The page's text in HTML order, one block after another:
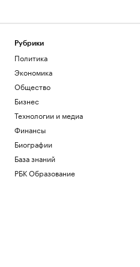
Рубрики
Политика
Экономика
Общество
Бизнес
Технологии и медиа
Финансы
Биографии
База знаний
РБК Образование